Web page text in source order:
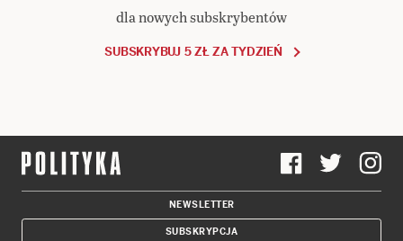
dla nowych subskrybentów
SUBSKRYBUJ 5 ZŁ ZA TYDZIEŃ
NEWSLETTER
SUBSKRYPCJA